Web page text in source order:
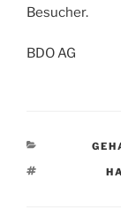
Besucher.
BDO AG